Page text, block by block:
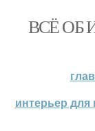
ВСЁ ОБ
интерьер для